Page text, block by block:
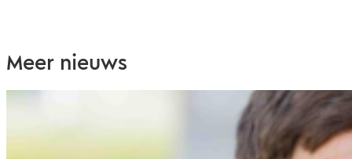
Meer nieuws